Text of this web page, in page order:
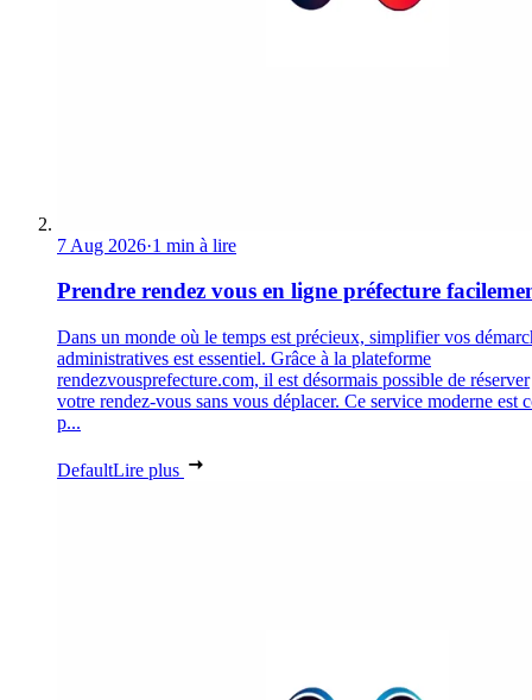
7 Aug 2026·1 min à lire
Prendre rendez vous en ligne préfecture
Dans un monde où le temps est précieux, simplifier vos
administratives est essentiel. Grâce à la plateforme
rendezvousprefecture.com, il est désormais possible de réserver
votre rendez-vous sans vous déplacer. Ce service moderne est
p...
DefaultLire plus